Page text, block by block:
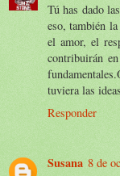
Tú has dado
eso, también
el amor, el
contribuirán
tuviera las
Responder
Susana 8 de